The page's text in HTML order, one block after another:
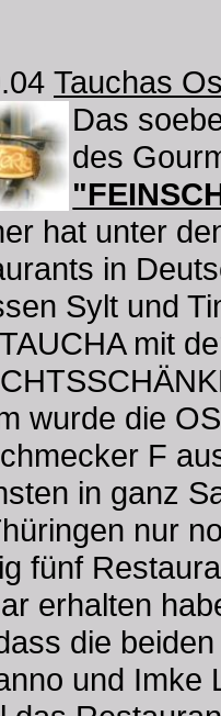
Tauchas
Das
des
hat unter
in
Sylt und
mit
wurde die
F
in ganz
nur
fünf
erhalten
die
und Imke